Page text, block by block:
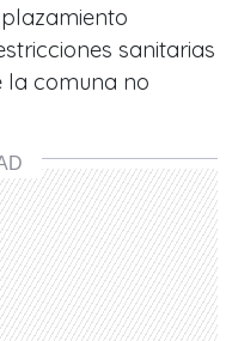
sanitarias
la comuna no